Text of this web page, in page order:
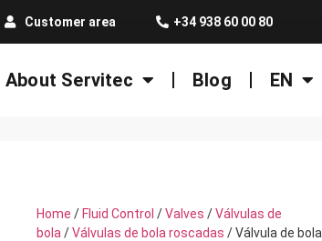
Customer area +34 938 60 00 80
About Servitec Blog EN
Home / Fluid Control /Valves /Válvulas de
bola /Válvulas de bola roscadas / Válvula de bola